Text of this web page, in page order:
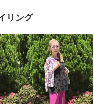
リング